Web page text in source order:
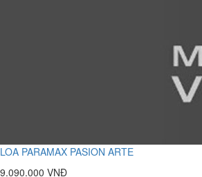
LOA PARAMAX PASION ARTE
9.090.000 VNĐ